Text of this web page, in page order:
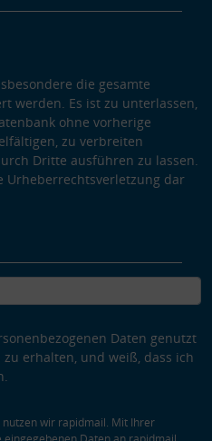
die gesamte
werden. Es ist zu unterlassen,
ohne vorherige
zu verbreiten
Dritte ausführen zu lassen.
Urheberrechtsverletzung dar
Daten genutzt
erhalten, und weiß, dass ich
wir rapidmail. Mit Ihrer